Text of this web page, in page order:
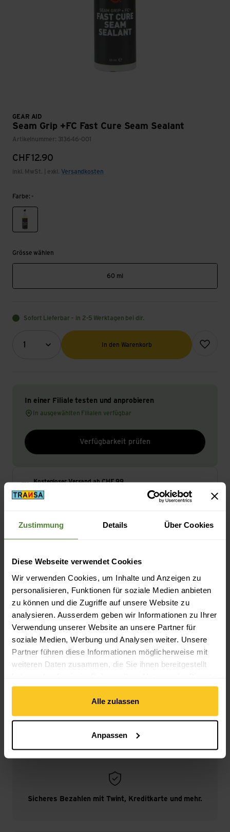
Zustimmung Details Über Cookies
Diese Webseite verwendet Cookies
Wir verwenden Cookies, um Inhalte und Anzeigen zu
personalisieren, Funktionen für soziale Medien anbieten
zu können und die Zugriffe auf unsere Website zu
analysieren. Ausserdem geben wir Informationen zu Ihrer
Verwendung unserer Website an unsere Partner für
soziale Medien, Werbung und Analysen weiter. Unsere
Partner führen diese Informationen möglicherweise mit
weiteren Daten zusammen, die Sie ihnen bereitgestellt
gesammelt haben.
Alle zulassen
Anpassen
GEAR AID
Seam Grip +FC Fast Cure Seam Sealant
Artikelnummer: 313646-001
CHF12.90
inkl. MwSt. | exkl. Versandkosten
Farbe: -
-
Grösse wählen
60 ml
Sofort Lieferbar – in 2-5 Werktagen bei dir.
1
Menge (Optional)
In den Warenkorb
Zur
In einer Filiale testen und anprobieren
In ausgewählten Filialen verfügbar
Verfügbarkeit prüfen
Kostenloser Versand ab CHF 99
(Mit der
14-Tage Widerrufsrecht
Beschreibung
Spezifikation
Kostenloser Versand ab CHF 99
Sicheres Bezahlen mit Twint, Kreditkarte und mehr.